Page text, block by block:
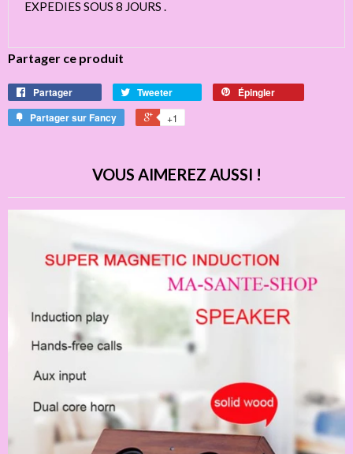
EXPEDIES SOUS 8 JOURS .
Partager ce produit
Partager Tweeter
Épingler
Partager sur Fancy
+1
VOUS AIMEREZ AUSSI !